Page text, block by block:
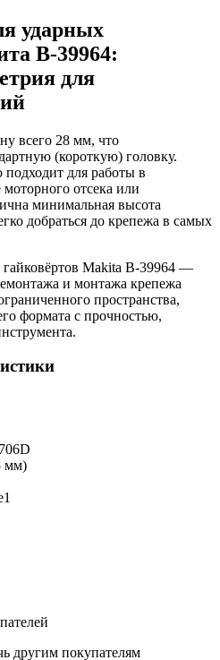
ударных
B-39964:
для
всего 28 мм, что
(короткую) головку.
подходит для работы в
отсека или
минимальная высота
добраться до крепежа в самых
Makita B-39964 —
и монтажа крепежа
пространства,
формата с прочностью,
мм)
1
другим покупателям